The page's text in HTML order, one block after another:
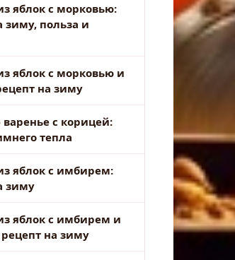
яблок с морковью:
зиму, польза и
яблок с морковью и
на зиму
с корицей:
тепла
яблок с имбирем:
зиму
яблок с имбирем и
на зиму